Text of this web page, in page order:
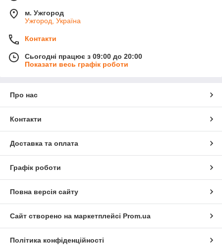
м. Ужгород
Ужгород, Україна
Контакти
Сьогодні працює з 09:00 до 20:00
Показати весь графік роботи
Про нас
Контакти
Доставка та оплата
Графік роботи
Повна версія сайту
Сайт створено на маркетплейсі Prom.ua
Політика конфіденційності